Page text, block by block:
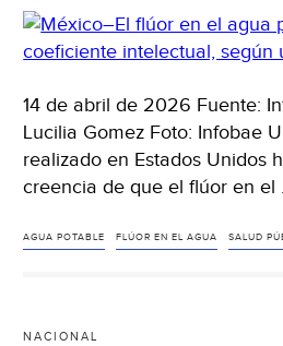
Alto
(El
14 de abril de 2026 Fuente:
Lucilia Gomez Foto: Infobae
realizado en Estados Unidos
creencia de que el flúor en el
AGUA POTABLE FLÚOR EN EL AGUA SALUD
NACIONAL